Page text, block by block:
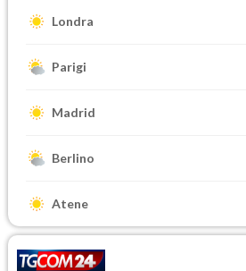
Londra
Parigi
Madrid
Berlino
Atene